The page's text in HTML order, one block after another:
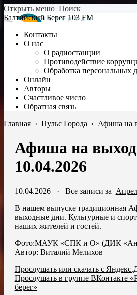
Открыть меню Поиск
Балтийский Берег 103 FM
Контакты
О нас
О радиостанции
Противодействие
Обработка персональных
Онлайн
Авторы
Счастливое число
Обратная связь
Главная › Пульс Города › Афиша на
Афиша на
10.04.2026
10.04.2026· Все записи за
В нашем выпуске традиционная
выходные дни. Культурные и
наших жителей и гостей.
Фото:МАУК «СПК и О» (ДИК
Автор: Виталий Мелихов
Прослушать или скачать с
Прослушать в группе ВКонтакте
берег»